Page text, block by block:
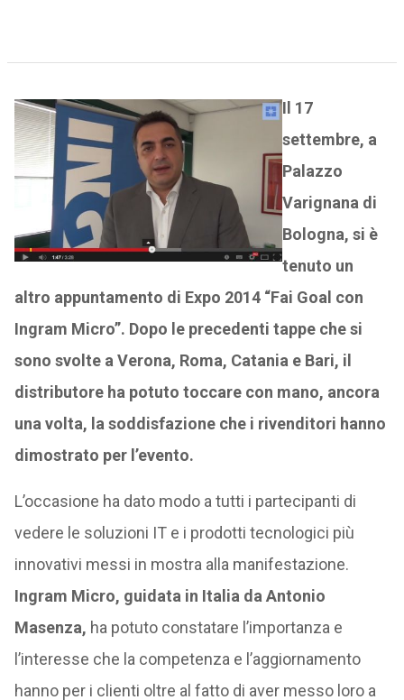
Il 17
settembre, a
Palazzo
Varignana di
Bologna, si è
tenuto un
altro appuntamento di Expo 2014 “Fai Goal con
Ingram Micro”. Dopo le precedenti tappe che si
sono svolte a Verona, Roma, Catania e Bari, il
distributore ha potuto toccare con mano, ancora
una volta, la soddisfazione che i rivenditori hanno
dimostrato per l’evento.
L’occasione ha dato modo a tutti i partecipanti di
vedere le soluzioni IT e i prodotti tecnologici più
innovativi messi in mostra alla manifestazione.
Ingram Micro, guidata in Italia da Antonio
Masenza, ha potuto constatare l’importanza e
l’interesse che la competenza e l’aggiornamento
hanno per i clienti oltre al fatto di aver messo loro a